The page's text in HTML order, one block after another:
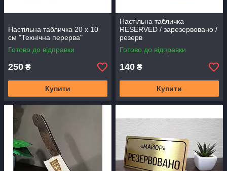
Настільна табличка 20 х 10
см "Технічна перерва"
Готово до відправки
250 ₴
Купити
Настільна табличка
RESERVED / зарезервовано /
резерв
Готово до відправки
140 ₴
Купити